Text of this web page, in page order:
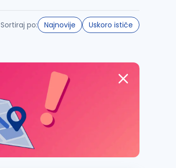
Sortiraj po: Najnovije Uskoro ističe